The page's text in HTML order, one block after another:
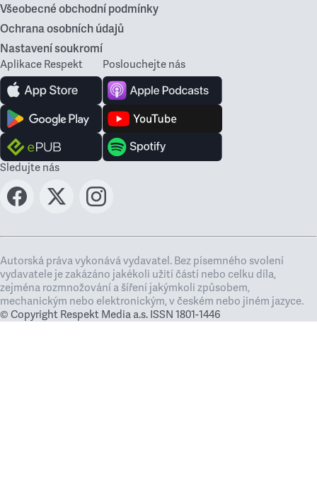
Všeobecné obchodní podmínky
Ochrana osobních údajů
Nastavení soukromí
Aplikace Respekt Poslouchejte nás
Sledujte nás
Autorská práva vykonává vydavatel. Bez písemného svolení
vydavatele je zakázáno jakékoli užití částí nebo celku díla,
zejména rozmnožování a šíření jakýmkoli způsobem,
mechanickým nebo elektronickým, v českém nebo jiném jazyce.
© Copyright Respekt Media a.s. ISSN 1801-1446